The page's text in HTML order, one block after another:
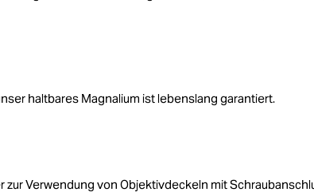
haltbares Magnalium ist lebenslang garantiert.
Verwendung von Objektivdeckeln mit